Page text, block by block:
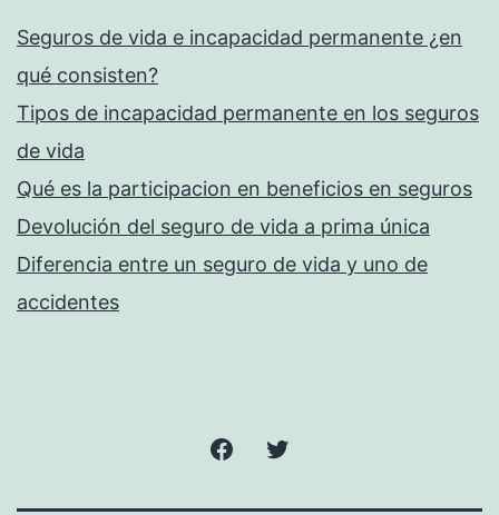
Seguros de vida e incapacidad permanente ¿en
qué consisten?
Tipos de incapacidad permanente en los seguros
de vida
Qué es la participacion en beneficios en seguros
Devolución del seguro de vida a prima única
Diferencia entre un seguro de vida y uno de
accidentes
Facebook